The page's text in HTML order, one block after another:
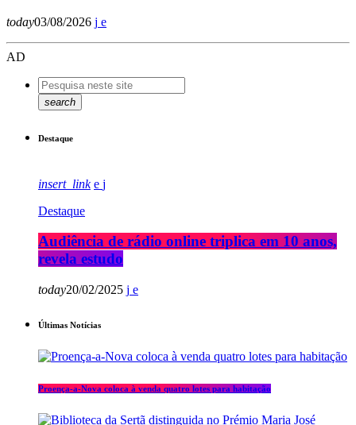
today03/08/2026
AD
search
Destaque
insert_link
Destaque
Audiência de rádio online triplica em 10 anos,
revela estudo
today20/02/2025
Últimas Notícias
Proença-a-Nova coloca à venda quatro lotes para habitação